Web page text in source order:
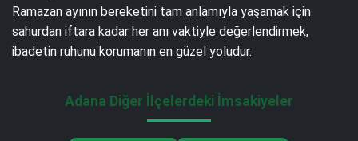
Ramazan ayının bereketini tam anlamıyla yaşamak için
sahurdan iftara kadar her anı vaktiyle değerlendirmek,
ibadetin ruhunu korumanın en güzel yoludur.
Adana Diğer İlçelerdeki İmsakiyeler